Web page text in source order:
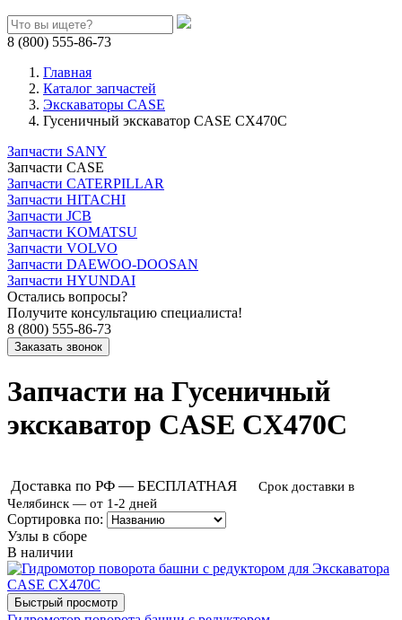
8 (800) 555-86-73
Главная
Каталог запчастей
Экскаваторы CASE
Гусеничный экскаватор CASE CX470C
Запчасти SANY
Запчасти CASE
Запчасти CATERPILLAR
Запчасти HITACHI
Запчасти JCB
Запчасти KOMATSU
Запчасти VOLVO
Запчасти DAEWOO-DOOSAN
Запчасти HYUNDAI
Остались вопросы?
Получите консультацию специалиста!
8 (800) 555-86-73
Запчасти на Гусеничный
экскаватор CASE CX470C
Доставка по РФ — БЕСПЛАТНАЯ
Срок доставки в
Челябинск — от 1-2 дней
Сортировка по:
Узлы в сборе
В наличии